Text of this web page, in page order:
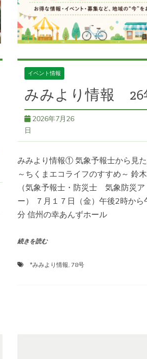
イベント情報
みみより情報 26
2026年7月26
日
みみより情報① 気象予報士から見
～ちくまエコライフのすすめ～ 鈴
（気象予報士・防災士 気象防災
ー） ７月１７日（金）午後2時か
分 信州の幸あんずホール
続きを読む
*みみより情報,78号